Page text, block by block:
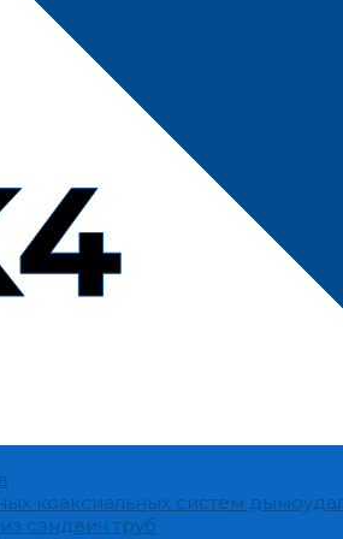
коаксиальных систем
сэндвич труб